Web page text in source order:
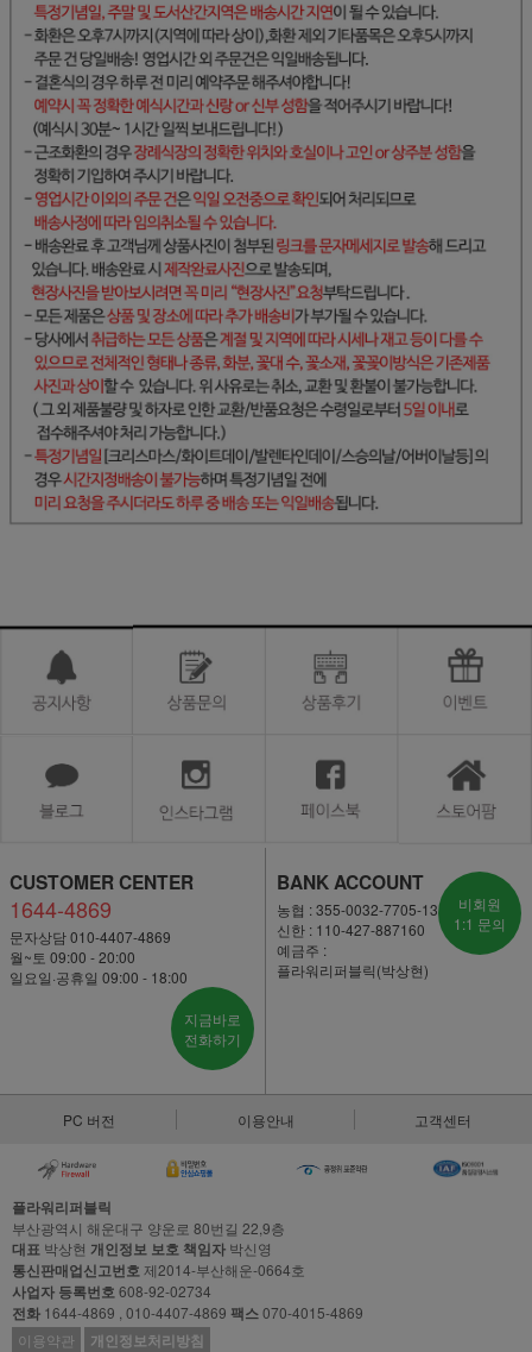
CUSTOMER CENTER
1644-4869
문자상담 010-4407-4869
월~토 09:00 - 20:00
일요일·공휴일 09:00 - 18:00
지금바로
전화하기
BANK ACCOUNT
농협 : 355-0032-7705-13
신한 : 110-427-887160
예금주 :
플라워리퍼블릭(박상현)
비회원
1:1 문의
PC 버전 이용안내 고객센터
플라워리퍼블릭
부산광역시 해운대구 양운로 80번길 22,9층
대표 박상현 개인정보 보호 책임자 박신영
통신판매업신고번호제2014-부산해운-0664호
사업자 등록번호608-92-02734
전화 1644-4869 , 010-4407-4869 팩스070-4015-4869
이용약관
개인정보처리방침